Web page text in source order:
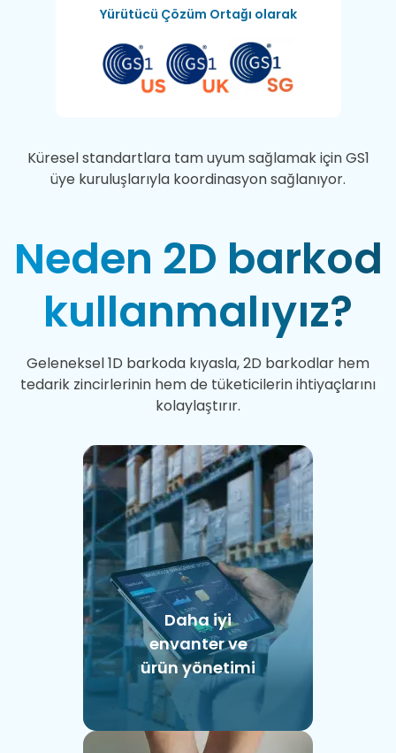
Yürütücü Çözüm Ortağı olarak
Küresel standartlara tam uyum sağlamak için GS1
üye kuruluşlarıyla koordinasyon sağlanıyor.
Neden 2D barkod
kullanmalıyız?
Geleneksel 1D barkoda kıyasla, 2D barkodlar hem
tedarik zincirlerinin hem de tüketicilerin ihtiyaçlarını
kolaylaştırır.
Daha iyi
envanter ve
ürün yönetimi